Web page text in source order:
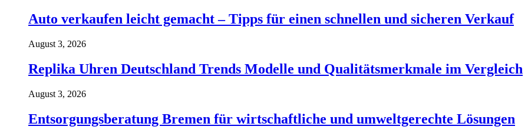
Auto verkaufen leicht gemacht – Tipps für einen schnellen und sicheren Verkauf
August 3, 2026
Replika Uhren Deutschland Trends Modelle und Qualitätsmerkmale im Vergleich
August 3, 2026
Entsorgungsberatung Bremen für wirtschaftliche und umweltgerechte Lösungen